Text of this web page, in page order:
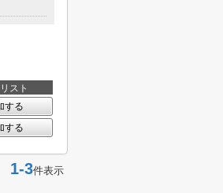
スト
する
する
1-3件表示